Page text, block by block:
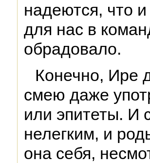
надеются, что
для нас в
обрадовало.
Конечно, Ире
смею даже
или эпитеты. И
нелегким, и
она себя,